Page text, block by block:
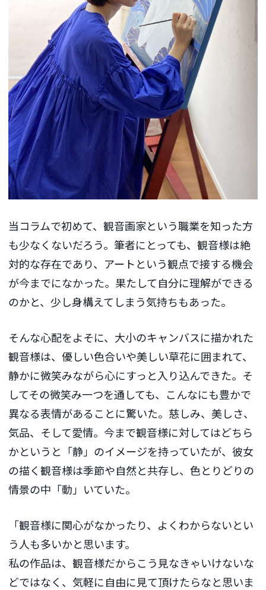
当コラムで初めて、観音画家という職業を知った方
も少なくないだろう。筆者にとっても、観音様は絶
対的な存在であり、アートという観点で接する機会
が今までになかった。果たして自分に理解ができる
のかと、少し身構えてしまう気持ちもあった。
そんな心配をよそに、大小のキャンバスに描かれた
観音様は、優しい色合いや美しい草花に囲まれて、
静かに微笑みながら心にすっと入り込んできた。そ
してその微笑み一つを通しても、こんなにも豊かで
異なる表情があることに驚いた。慈しみ、美しさ、
気品、そして愛情。今まで観音様に対してはどちら
かというと「静」のイメージを持っていたが、彼女
の描く観音様は季節や自然と共存し、色とりどりの
情景の中「動」いていた。
「観音様に関心がなかったり、よくわからないとい
う人も多いかと思います。
私の作品は、観音様だからこう見なきゃいけないな
どではなく、気軽に自由に見て頂けたらなと思いま